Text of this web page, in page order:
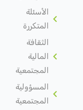
الأسئلة
المتكررة
الثقافة
المالية
المجتمعية
المسؤولية
المجتمعية